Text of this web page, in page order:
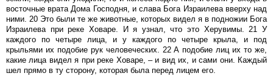
восточные врата Дома Господня, и слава Бога Израилева вверху над
ними. 20 Это были те же животные, которых видел я в подножии Бога
Израилева при реке Ховаре. И я узнал, что это Херувимы. 21 У
каждого по четыре лица, и у каждого по четыре крыла, и под
крыльями их подобие рук человеческих. 22 А подобие лиц их то же,
какие лица видел я при реке Ховаре, – и вид их, и сами они. Каждый
шел прямо в ту сторону, которая была перед лицем его.